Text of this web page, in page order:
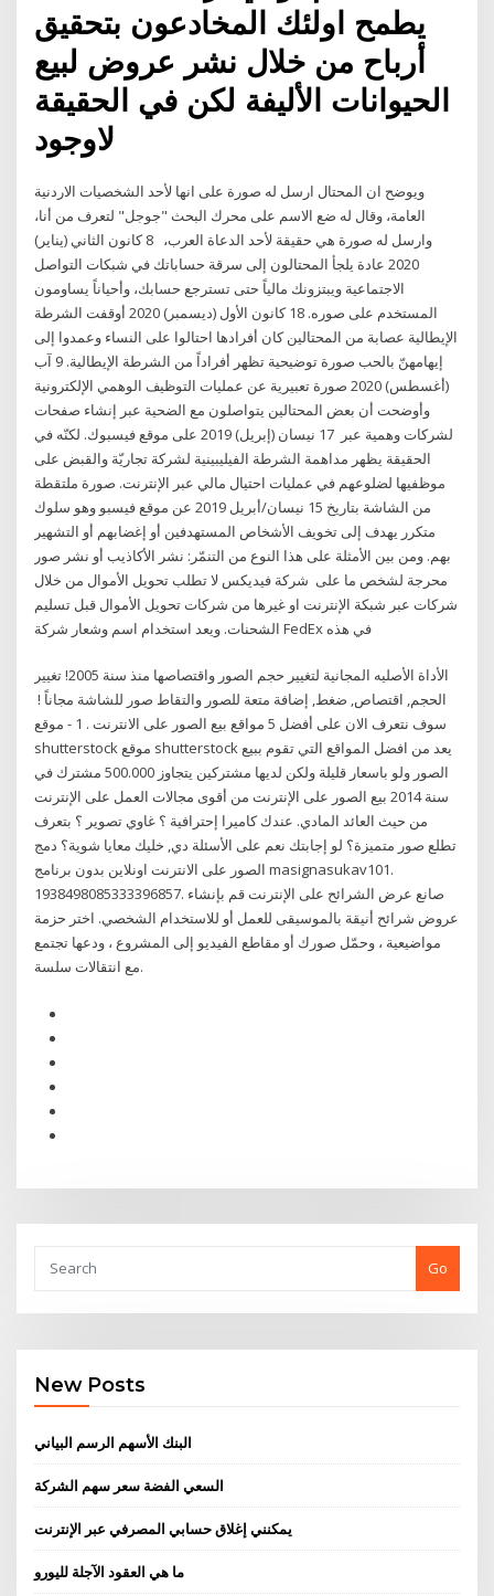
يطمح اولئك المخادعون بتحقيق
أرباح من خلال نشر عروض لبيع
الحيوانات الأليفة لكن في الحقيقة
لاوجود
ويوضح ان المحتال ارسل له صورة على انها لأحد الشخصيات الاردنية
العامة، وقال له ضع الاسم على محرك البحث "جوجل" لتعرف من أنا،
وارسل له صورة هي حقيقة لأحد الدعاة العرب، 8 كانون الثاني (يناير)
2020 عادة يلجأ المحتالون إلى سرقة حساباتك في شبكات التواصل
الاجتماعية ويبتزونك مالياً حتى تسترجع حسابك، وأحياناً يساومون
المستخدم على صوره. 18 كانون الأول (ديسمبر) 2020 أوقفت الشرطة
الإيطالية عصابة من المحتالين كان أفرادها احتالوا على النساء وعمدوا إلى
إيهامهنّ بالحب صورة توضيحية تظهر أفراداً من الشرطة الإيطالية. 9 آب
(أغسطس) 2020 صورة تعبيرية عن عمليات التوظيف الوهمي الإلكترونية
وأوضحت أن بعض المحتالين يتواصلون مع الضحية عبر إنشاء صفحات
لشركات وهمية عبر 17 نيسان (إبريل) 2019 على موقع فيسبوك. لكنّه في
الحقيقة يظهر مداهمة الشرطة الفيليبينية لشركة تجاريّة والقبض على
موظفيها لضلوعهم في عمليات احتيال مالي عبر الإنترنت. صورة ملتقطة
من الشاشة بتاريخ 15 نيسان/أبريل 2019 عن موقع فيسبو وهو سلوك
متكرر يهدف إلى تخويف الأشخاص المستهدفين أو إغضابهم أو التشهير
بهم. ومن بين الأمثلة على هذا النوع من التنمّر: نشر الأكاذيب أو نشر صور
محرجة لشخص ما على شركة فيديكس لا تطلب تحويل الأموال من خلال
شركات عبر شبكة الإنترنت او غيرها من شركات تحويل الأموال قبل تسليم
الأداة الأصليه المجانية لتغيير حجم الصور واقتصاصها منذ سنة 2005! تغيير
الحجم, اقتصاص, ضغط, إضافة متعة للصور والتقاط صور للشاشة مجاناً ! ️
سوف نتعرف الان على أفضل 5 مواقع بيع الصور على الانترنت . 1 - موقع
shutterstock موقع shutterstock يعد من افضل المواقع التي تقوم ببيع
الصور ولو باسعار قليلة ولكن لديها مشتركين يتجاوز 500.000 مشترك في
سنة 2014 بيع الصور على الإنترنت من أقوى مجالات العمل على الإنترنت
من حيث العائد المادي. عندك كاميرا إحترافية ؟ غاوي تصوير ؟ بتعرف
تطلع صور متميزة؟ لو إجابتك نعم على الأسئلة دي, خليك معايا شوية؟ دمج
الصور على الانترنت اونلاين بدون برنامج masignasukav101.
1938498085333396857. صانع عرض الشرائح على الإنترنت قم بإنشاء
عروض شرائح أنيقة بالموسيقى للعمل أو للاستخدام الشخصي. اختر حزمة
مواضيعية ، وحمّل صورك أو مقاطع الفيديو إلى المشروع ، ودعها تجتمع
مع انتقالات سلسة.
Go
New Posts
البنك الأسهم الرسم البياني
السعي الفضة سعر سهم الشركة
يمكنني إغلاق حسابي المصرفي عبر الإنترنت
ما هي العقود الآجلة لليورو